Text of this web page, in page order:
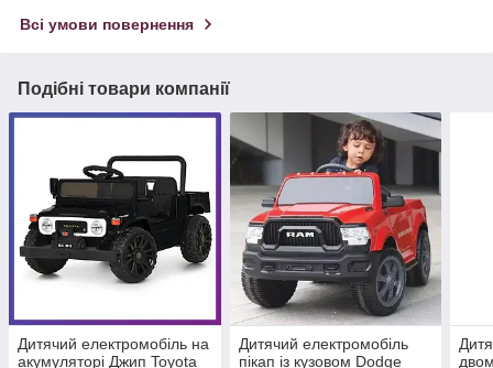
Всі умови повернення
Подібні товари компанії
Дитячий електромобіль на
акумуляторі Джип Toyota
Дитячий електромобіль
пікап із кузовом Dodge